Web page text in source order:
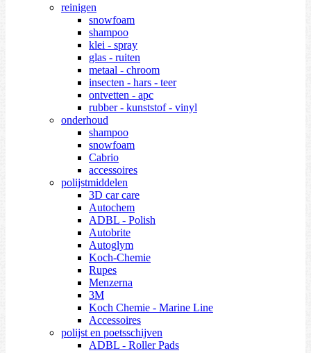
reinigen
snowfoam
shampoo
klei - spray
glas - ruiten
metaal - chroom
insecten - hars - teer
ontvetten - apc
rubber - kunststof - vinyl
onderhoud
shampoo
snowfoam
Cabrio
accessoires
polijstmiddelen
3D car care
Autochem
ADBL - Polish
Autobrite
Autoglym
Koch-Chemie
Rupes
Menzerna
3M
Koch Chemie - Marine Line
Accessoires
polijst en poetsschijven
ADBL - Roller Pads